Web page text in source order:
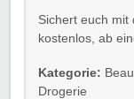
Sichert euch mit
kostenlos, ab
Die Aktion ist
verpasst also
Kategorie:
Drogerie